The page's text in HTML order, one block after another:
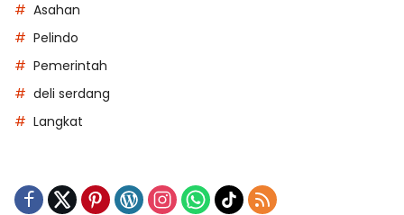
Asahan
Pelindo
Pemerintah
deli serdang
Langkat